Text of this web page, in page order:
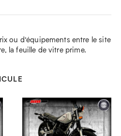
ou d’équipements entre le site
la feuille de vitre prime.